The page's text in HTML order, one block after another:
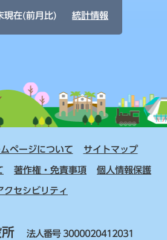
在(前月比) 統計情報
ページについて サイトマップ
著作権・免責事項 個人情報保護
クセシビリティ
法人番号 3000020412031